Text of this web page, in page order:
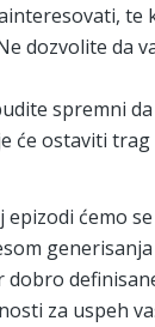
te
dozvolite da
spremni
će ostaviti
epizodi ćemo
generisanja
dobro
za uspeh